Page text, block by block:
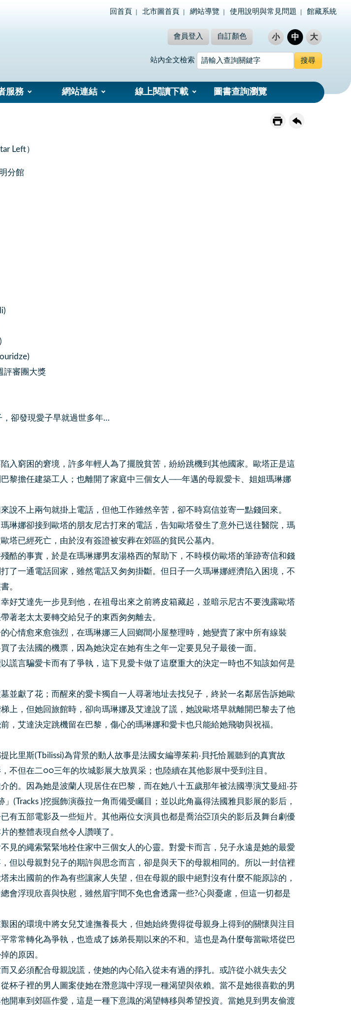
回首頁 北市圖首頁 網站導覽 使用說明與常見問題 館藏系統
會員登入 自訂顏色 小 中 大
站內全文檢索
服務 網站連結 線上閱讀下載 圖書查詢瀏覽
Left）
分館
審團大獎
卻發現愛子早就過世多年…
入窮困的窘境，許多年輕人為了擺脫貧苦，紛紛跳機到其他國家。歐塔正是這
黎擔任建築工人；也離開了家庭中三個女人──年邁的母親愛卡、姐姐瑪琳娜
說不上兩句就掛上電話，但他工作雖然辛苦，卻不時寫信並寄一點錢回來。
琳娜卻接到歐塔的朋友尼古打來的電話，告知歐塔發生了意外已送往醫院，瑪
塔已經死亡，由於沒有簽證被安葬在郊區的貧民公墓內。
酷的事實，於是在瑪琳娜男友湯格西的幫助下，不時模仿歐塔的筆跡寄信和錢
了一通電話回家，雖然電話又匆匆掛斷。但日子一久瑪琳娜經濟陷入困境，不
。
好艾達先一步見到他，在祖母出來之前將皮箱藏起，並暗示尼古不要洩露歐塔
著老太太要轉交給兒子的東西匆匆離去。
心情愈來愈強烈，在瑪琳娜三人回鄉間小屋整理時，她變賣了家中所有線裝
了去法國的機票，因為她決定在她有生之年一定要見兒子最後一面。
謊言騙愛卡而有了爭執，這下見愛卡做了這麼重大的決定一時也不知該如何是
並獻了花；而醒來的愛卡獨自一人尋著地址去找兒子，終於一名鄰居告訴她歐
上，但她回旅館時，卻向瑪琳娜及艾達說了謊，她說歐塔早就離開巴黎去了他
，艾達決定跳機留在巴黎，傷心的瑪琳娜和愛卡也只能給她飛吻與祝福。
比里斯(Tbilissi)為背景的動人故事是法國女編導茱莉‧貝托恰麗聽到的真實故
不但在二○○三年的坎城影展大放異采；也陸續在其他影展中受到注目。
的。因為她是波蘭人現居住在巴黎，而在她八十五歲那年被法國導演艾曼紐‧芬
」(Tracks )挖掘飾演薇拉一角而備受矚目；並以此角贏得法國雅貝影展的影后，
有五部電影及一些短片。其他兩位女演員也都是喬治亞頂尖的影后及舞台劇優
的整體表現自然令人讚嘆了。
見的繩索緊緊地栓住家中三個女人的心靈。對愛卡而言，兒子永遠是她的最愛
但以母親對兒子的期許與思念而言，卻是與天下的母親相同的。所以一封信裡
未出國前的作為有些讓家人失望，但在母親的眼中絕對沒有什麼不能原諒的，
會浮現欣喜與快慰，雖然眉宇間不免也會透露一些?心與憂慮，但這一切都是
困的環境中將女兒艾達撫養長大，但她始終覺得從母親身上得到的關懷與注目
常常轉化為爭執，也造成了姊弟長期以來的不和。這也是為什麼每當歐塔從巴
的原因。
又必須配合母親說謊，使她的內心陷入從未有過的掙扎。或許從小就失去父
杯子裡的男人圖案使她在潛意識中浮現一種渴望與依賴。當不是她很喜歡的男
開車到郊區作愛，這是一種下意識的渴望轉移與希望投資。當她見到男友偷渡